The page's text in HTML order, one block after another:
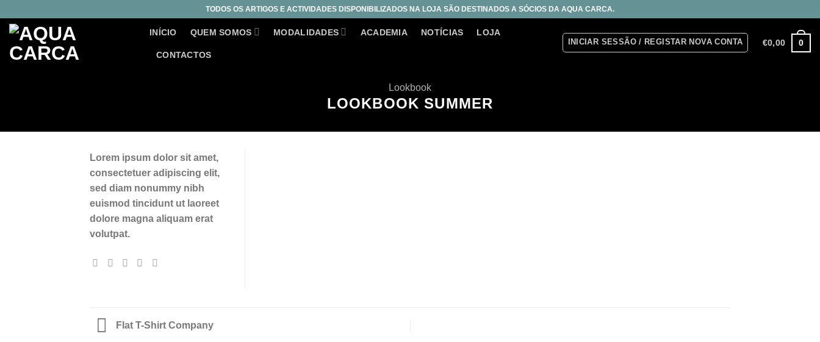
content
TODOS OS ARTIGOS E ACTIVIDADES DISPONIBILIZADOS NA LOJA SÃO DESTINADOS A SÓCIOS DA AQUA CARCA.
INÍCIO QUEM SOMOS MODALIDADES ACADEMIA NOTÍCIAS LOJA
CONTACTOS
INICIAR SESSÃO / REGISTAR NOVA CONTA €0,00 0
Lookbook
LOOKBOOK SUMMER
Lorem ipsum dolor sit amet,
consectetuer adipiscing elit,
sed diam nonummy nibh
euismod tincidunt ut laoreet
dolore magna aliquam erat
volutpat.
Flat T-Shirt Company